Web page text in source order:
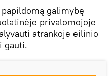
galimybę
privalomojoje
atrankoje eilinio
gauti.